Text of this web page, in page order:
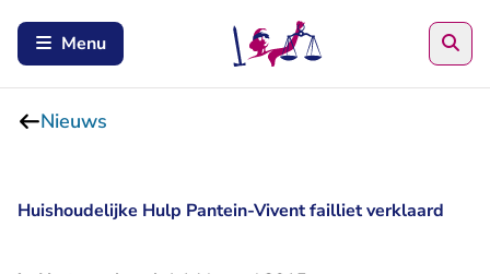
Menu
Nieuws
Huishoudelijke Hulp Pantein-Vivent failliet verklaard